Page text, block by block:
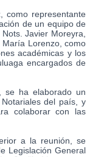
como representante
de un equipo de
Javier Moreyra,
María Lorenzo, como
académicas y los
encargados de
se ha elaborado un
del país, y
colaborar con las
a la reunión, se
Legislación General